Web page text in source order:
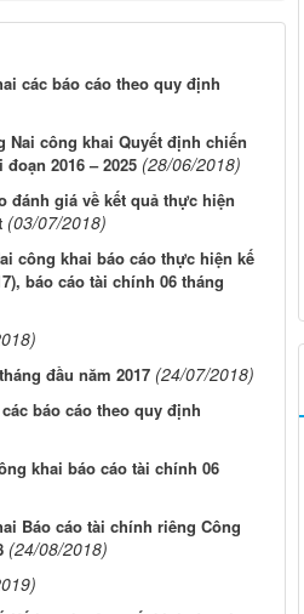
các báo cáo theo quy định
Nai công khai Quyết định chiến
2016 – 2025 (28/06/2018)
đánh giá về kết quả thực hiện
(03/07/2018)
công khai báo cáo thực hiện kế
báo cáo tài chính 06 tháng
đầu năm 2017 (24/07/2018)
báo cáo theo quy định
khai báo cáo tài chính 06
Báo cáo tài chính riêng Công
(24/08/2018)